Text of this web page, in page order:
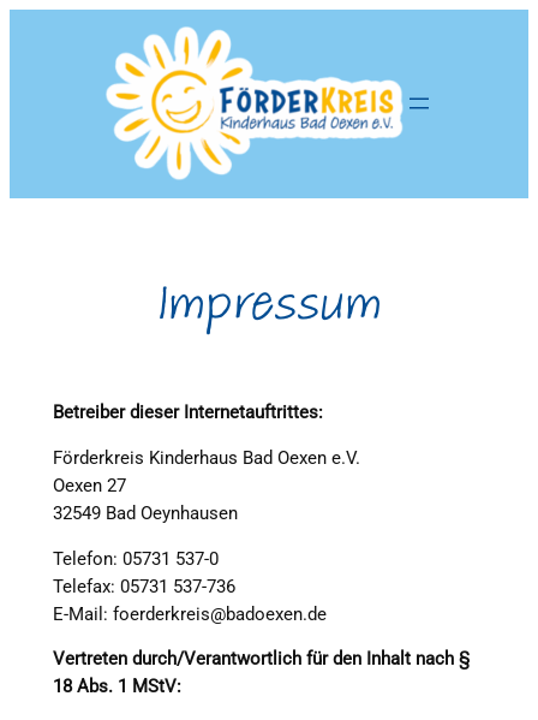
Impressum
Betreiber dieser Internetauftrittes:
Förderkreis Kinderhaus Bad Oexen e.V.
Oexen 27
32549 Bad Oeynhausen
Telefon: 05731 537-0
Telefax: 05731 537-736
E-Mail: foerderkreis@badoexen.de
Vertreten durch/Verantwortlich für den Inhalt nach §
18 Abs. 1 MStV: